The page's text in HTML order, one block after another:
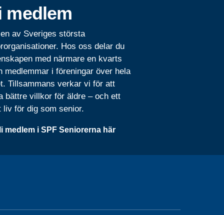
medlem
av Sveriges största
Hos oss delar du
med närmare en kvarts
medlemmar i föreningar över hela
Tillsammans verkar vi för att
bättre villkor för äldre – och ett
liv för dig som senior.
medlem i SPF Seniorerna här